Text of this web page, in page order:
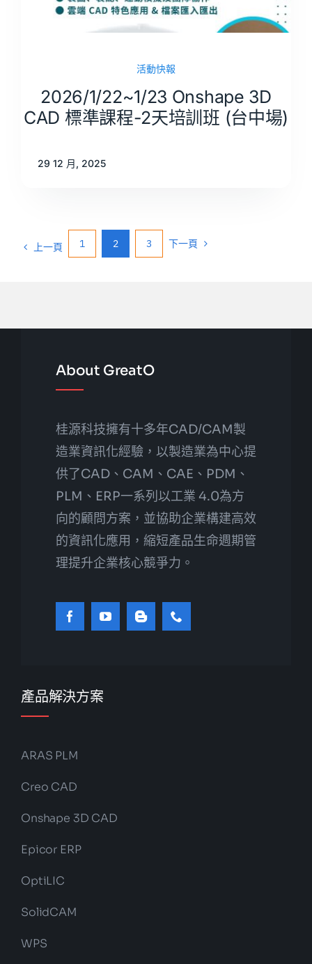
活動快報
2026/1/22~1/23 Onshape 3D
CAD 標準課程-2天培訓班 (台中場)
29 12 月, 2025
上一頁 1 2 3 下一頁
About GreatO
桂源科技擁有十多年CAD/CAM製
造業資訊化經驗，以製造業為中心提
供了CAD、CAM、CAE、PDM、
PLM、ERP一系列以工業 4.0為方
向的顧問方案，並協助企業構建高效
的資訊化應用，縮短產品生命週期管
理提升企業核心競爭力。
產品解決方案
ARAS PLM
Creo CAD
Onshape 3D CAD
Epicor ERP
OptiLIC
SolidCAM
WPS